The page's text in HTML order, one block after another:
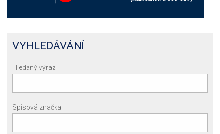
VYHLEDÁVÁNÍ
Hledaný výraz
Spisová značka